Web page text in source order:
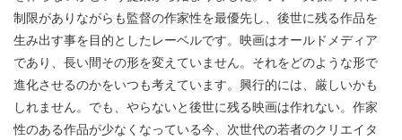
制限がありながらも監督の作家性を最優先し、後世に残る作品を
生み出す事を目的としたレーベルです。映画はオールドメディア
であり、長い間その形を変えていません。それをどのような形で
進化させるのかをいつも考えています。興行的には、厳しいかも
しれません。でも、やらないと後世に残る映画は作れない。作家
性のある作品が少なくなっている今、次世代の若者のクリエイタ